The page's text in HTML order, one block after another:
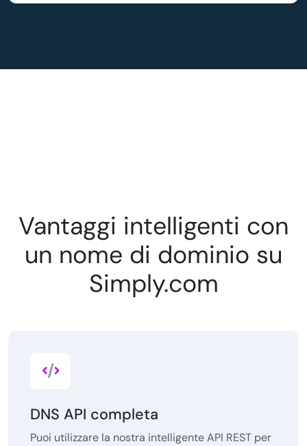
Vantaggi intelligenti con
un nome di dominio su
Simply.com
DNS API completa
Puoi utilizzare la nostra intelligente API REST per